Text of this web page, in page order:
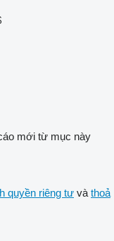
mới từ mục này
quyền riêng tư và thoả